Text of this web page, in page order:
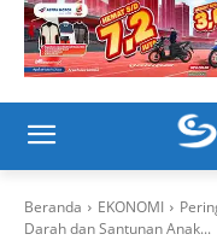
Beranda EKONOMI
Darah dan Santunan Anak...